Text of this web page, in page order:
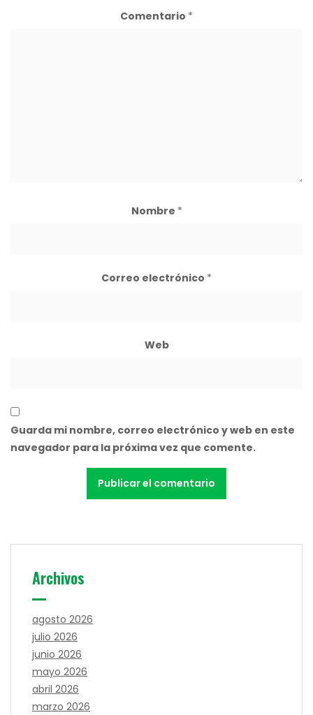
Comentario *
Nombre *
Correo electrónico *
Web
Guarda mi nombre, correo electrónico y web en este
navegador para la próxima vez que comente.
Archivos
agosto 2026
julio 2026
junio 2026
mayo 2026
abril 2026
marzo 2026